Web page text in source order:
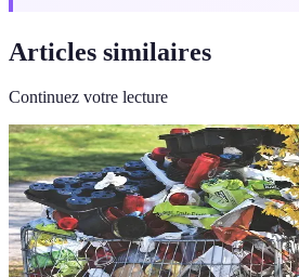
Articles similaires
Continuez votre lecture